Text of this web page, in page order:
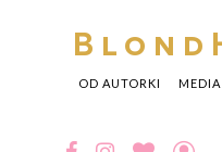
OD AUTORKI MEDIA